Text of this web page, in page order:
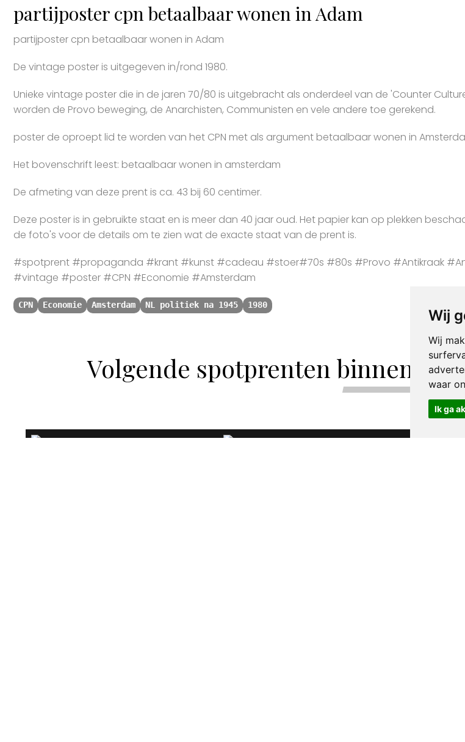
Wij
Wij
waar
Ik ga
partijposter cpn betaalbaar wonen in Adam
partijposter cpn betaalbaar wonen in Adam
De vintage poster is uitgegeven in/rond 1980.
Unieke vintage poster die in de jaren 70/80 is uitgebracht als onderdeel van de 'Counter
worden de Provo beweging, de Anarchisten, Communisten en vele andere toe gerekend.
poster de oproept lid te worden van het CPN met als argument betaalbaar wonen in
Het bovenschrift leest: betaalbaar wonen in amsterdam
De afmeting van deze prent is ca. 43 bij 60 centimer.
Deze poster is in gebruikte staat en is meer dan 40 jaar oud. Het papier kan op plekken
de foto's voor de details om te zien wat de exacte staat van de prent is.
#spotprent #propaganda #krant #kunst #cadeau #stoer#70s #80s #Provo #Antikraak
#vintage #poster #CPN #Economie #Amsterdam
CPN Economie Amsterdam NL politiek na 1945 1980
Volgende spotprenten binnen de